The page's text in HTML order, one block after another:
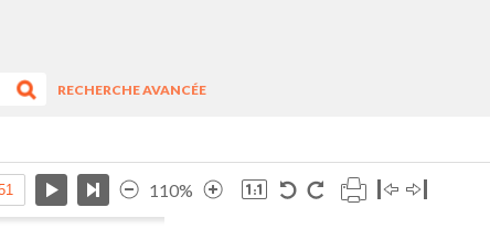
RECHERCHE AVANCÉE
110%